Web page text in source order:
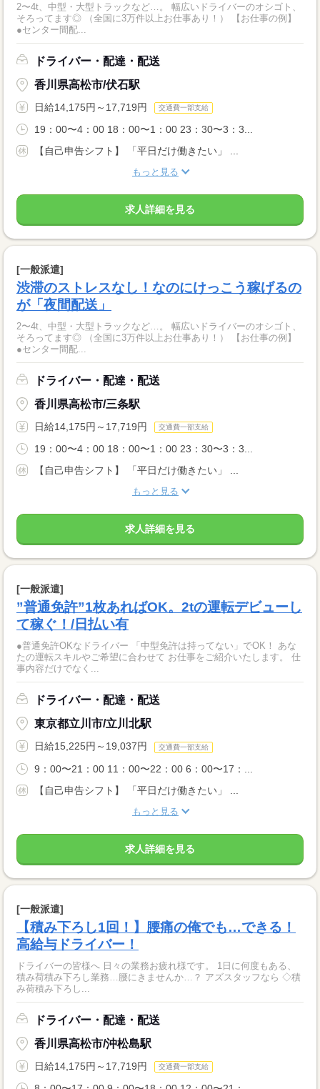
2〜4t、中型・大型トラックなど…。 幅広いドライバーのオシゴト、
そろってます◎ （全国に3万件以上お仕事あり！） 【お仕事の例】
●センター間配...
ドライバー・配達・配送
香川県高松市/伏石駅
日給14,175円～17,719円 交通費一部支給
19：00〜4：00 18：00〜1：00 23：30〜3：3...
【自己申告シフト】 「平日だけ働きたい」 ...
もっと見る
求人詳細を見る
[一般派遣]
渋滞のストレスなし！なのにけっこう稼げるの
が「夜間配送」
2〜4t、中型・大型トラックなど…。 幅広いドライバーのオシゴト、
そろってます◎ （全国に3万件以上お仕事あり！） 【お仕事の例】
●センター間配...
ドライバー・配達・配送
香川県高松市/三条駅
日給14,175円～17,719円 交通費一部支給
19：00〜4：00 18：00〜1：00 23：30〜3：3...
【自己申告シフト】 「平日だけ働きたい」 ...
もっと見る
求人詳細を見る
[一般派遣]
”普通免許”1枚あればOK。2tの運転デビューし
て稼ぐ！/日払い有
●普通免許OKなドライバー 「中型免許は持ってない」でOK！ あな
たの運転スキルやご希望に合わせて お仕事をご紹介いたします。 仕
事内容だけでなく...
ドライバー・配達・配送
東京都立川市/立川北駅
日給15,225円～19,037円 交通費一部支給
9：00〜21：00 11：00〜22：00 6：00〜17：...
【自己申告シフト】 「平日だけ働きたい」 ...
もっと見る
求人詳細を見る
[一般派遣]
【積み下ろし1回！】腰痛の俺でも…できる！
高給与ドライバー！
ドライバーの皆様へ 日々の業務お疲れ様です。 1日に何度もある、
積み荷積み下ろし業務…腰にきませんか…？ アズスタッフなら ◇積
み荷積み下ろし...
ドライバー・配達・配送
香川県高松市/沖松島駅
日給14,175円～17,719円 交通費一部支給